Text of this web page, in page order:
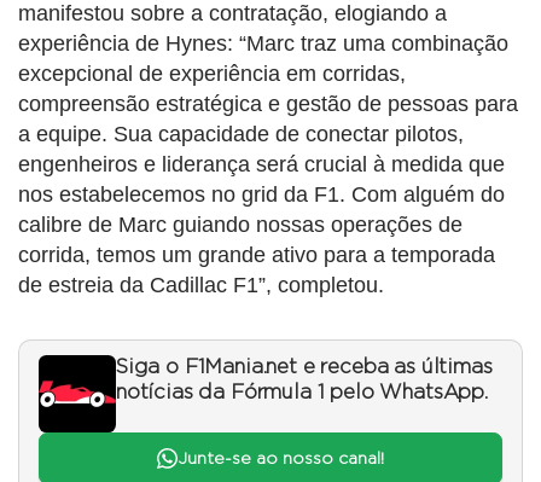
manifestou sobre a contratação, elogiando a
experiência de Hynes: “Marc traz uma combinação
excepcional de experiência em corridas,
compreensão estratégica e gestão de pessoas para
a equipe. Sua capacidade de conectar pilotos,
engenheiros e liderança será crucial à medida que
nos estabelecemos no grid da F1. Com alguém do
calibre de Marc guiando nossas operações de
corrida, temos um grande ativo para a temporada
de estreia da Cadillac F1”, completou.
Siga o F1Mania.net e receba as últimas
notícias da Fórmula 1 pelo WhatsApp.
Junte-se ao nosso canal!